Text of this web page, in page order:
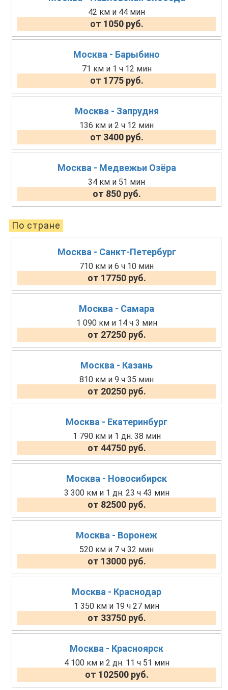
42 км и 44 мин
от 1050 руб.
Москва - Барыбино
71 км и 1 ч 12 мин
от 1775 руб.
Москва - Запрудня
136 км и 2 ч 12 мин
от 3400 руб.
Москва - Медвежьи Озёра
34 км и 51 мин
от 850 руб.
По стране
Москва - Санкт-Петербург
710 км и 6 ч 10 мин
от 17750 руб.
Москва - Самара
1 090 км и 14 ч 3 мин
от 27250 руб.
Москва - Казань
810 км и 9 ч 35 мин
от 20250 руб.
Москва - Екатеринбург
1 790 км и 1 дн. 38 мин
от 44750 руб.
Москва - Новосибирск
3 300 км и 1 дн. 23 ч 43 мин
от 82500 руб.
Москва - Воронеж
520 км и 7 ч 32 мин
от 13000 руб.
Москва - Краснодар
1 350 км и 19 ч 27 мин
от 33750 руб.
Москва - Красноярск
4 100 км и 2 дн. 11 ч 51 мин
от 102500 руб.